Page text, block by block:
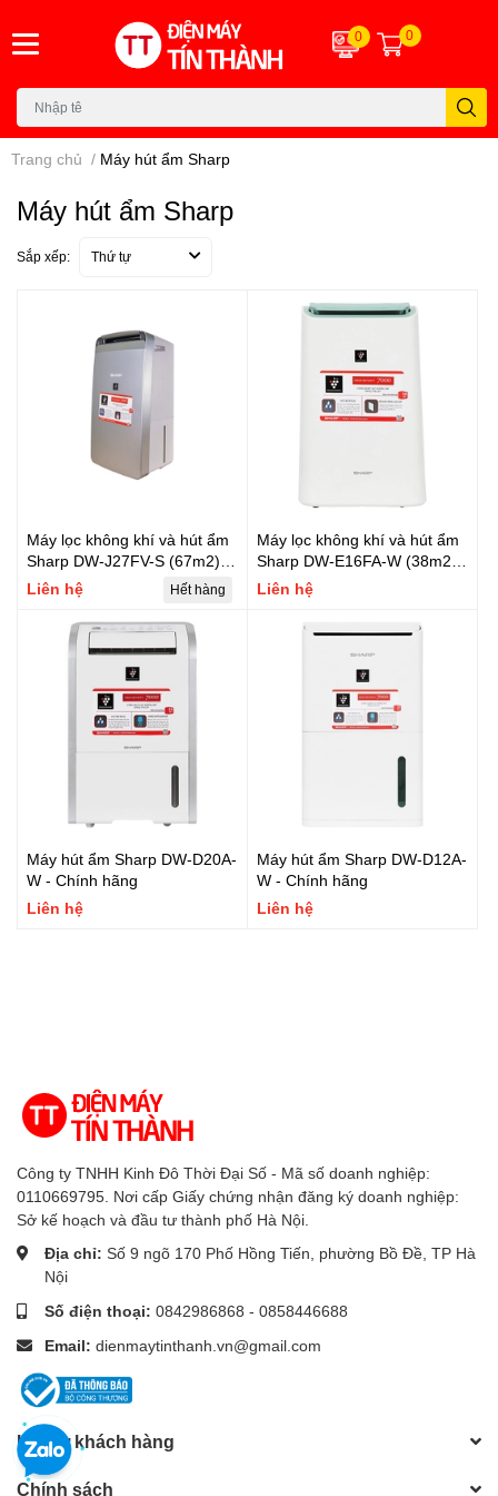
0 0
Trang chủ / Máy hút ẩm Sharp
Máy hút ẩm Sharp
Sắp xếp: Thứ tự
Máy lọc không khí và hút ẩm
Sharp DW-J27FV-S (67m2) -
Chính hãng
Liên hệ Hết hàng
Máy lọc không khí và hút ẩm
Sharp DW-E16FA-W (38m2) -
Chính hãng
Liên hệ
Máy hút ẩm Sharp DW-D20A-
W - Chính hãng
Liên hệ
Máy hút ẩm Sharp DW-D12A-
W - Chính hãng
Liên hệ
Công ty TNHH Kinh Đô Thời Đại Số - Mã số doanh nghiệp:
0110669795. Nơi cấp Giấy chứng nhận đăng ký doanh nghiệp:
Sở kế hoạch và đầu tư thành phố Hà Nội.
Địa chỉ: Số 9 ngõ 170 Phố Hồng Tiến, phường Bồ Đề, TP Hà
Nội
Số điện thoại: 0842986868 - 0858446688
Email: dienmaytinthanh.vn@gmail.com
Hỗ trợ khách hàng
Chính sách